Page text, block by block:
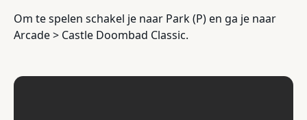
Om te spelen schakel je naar Park (P) en ga je naar
Arcade > Castle Doombad Classic.